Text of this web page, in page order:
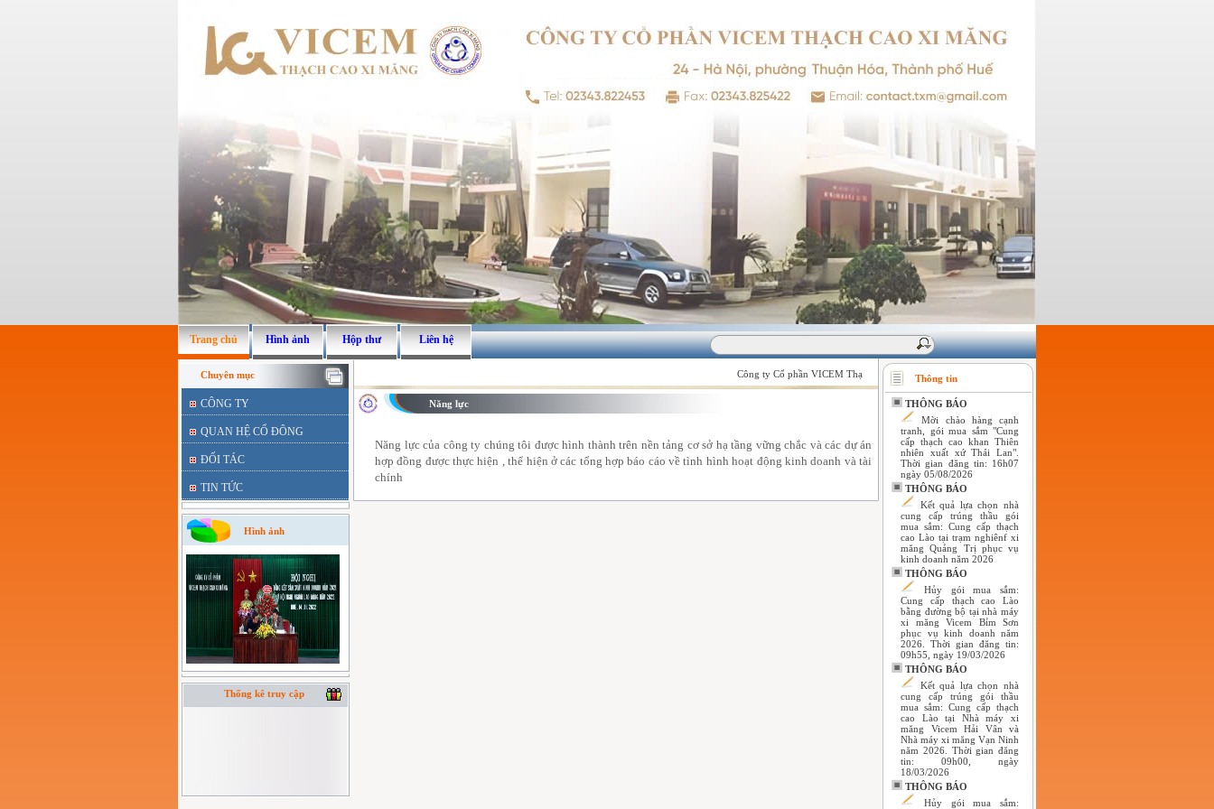
Trang chủ Hình ảnh Hộp thư Liên hệ
Chuyên mục
CÔNG TY
QUAN HỆ CỔ ĐÔNG
ĐỐI TÁC
TIN TỨC
Hình ảnh
Thống kê truy cập
Công ty Cổ phần VICEM Thạch cao Xi măng - Giữ vững niềm tin của khách hàng !
Năng lực
Năng lực của công ty chúng tôi được hình thành trên nền tảng cơ sở hạ tầng vững chắc và các dự án
hợp đồng được thực hiện , thể hiện ở các tổng hợp báo cáo về tình hình hoạt động kinh doanh và tài
chính
Thông tin
THÔNG BÁO
Mời chào hàng cạnh
tranh, gói mua sắm "Cung
cấp thạch cao khan Thiên
nhiên xuất xứ Thái Lan".
Thời gian đăng tin: 16h07
ngày 05/08/2026
THÔNG BÁO
Kết quả lựa chọn nhà
cung cấp trúng thầu gói
mua sắm: Cung cấp thạch
cao Lào tại trạm nghiênf xi
măng Quảng Trị phục vụ
kinh doanh năm 2026
THÔNG BÁO
Hủy gói mua sắm:
Cung cấp thạch cao Lào
bằng đường bộ tại nhà máy
xi măng Vicem Bỉm Sơn
phục vụ kinh doanh năm
2026. Thời gian đăng tin:
09h55, ngày 19/03/2026
THÔNG BÁO
Kết quả lựa chọn nhà
cung cấp trúng gói thầu
mua sắm: Cung cấp thạch
cao Lào tại Nhà máy xi
măng Vicem Hải Vân và
Nhà máy xi măng Vạn Ninh
năm 2026. Thời gian đăng
tin: 09h00, ngày
18/03/2026
THÔNG BÁO
Hủy gói mua sắm: